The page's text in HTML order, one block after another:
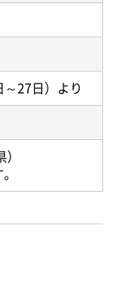
27日）より